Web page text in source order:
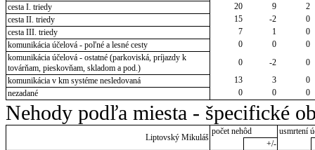
cesta I. triedy
20 9
2
cesta II. triedy
15 -2
0
cesta III. triedy
7 1
0
komunikácia účelová - poľné a lesné cesty
0 0
0
komunikácia účelová - ostatné (parkoviská, príjazdy k
továrňam, pieskovňam, skladom a pod.)
0 -2
0
komunikácia v km systéme nesledovaná
13 3
0
nezadané
0 0 0
Nehody podľa miesta - špecifické
Liptovský Mikuláš
počet nehôd
usmrtení
+/-